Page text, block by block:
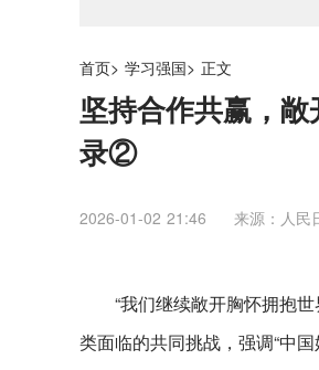
首页> 学习强国> 正文
坚持合作共赢，
录②
2026-01-02 21:46 来源：人民
“我们继续敞开胸怀拥抱
类面临的共同挑战，强调“中